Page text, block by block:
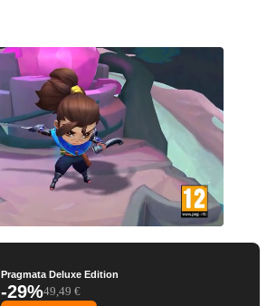
Pragmata Deluxe Edition
-29%49,49 €